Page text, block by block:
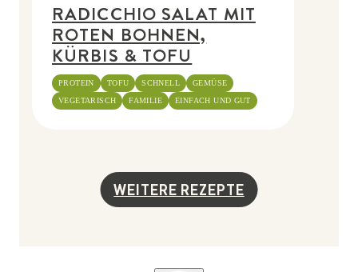
RADICCHIO SALAT MIT
ROTEN BOHNEN,
KÜRBIS & TOFU
PROTEIN TOFU SCHNELL
GEMÜSE
VEGETARISCH
FAMILIE EINFACH UND GUT
WEITERE REZEPTE